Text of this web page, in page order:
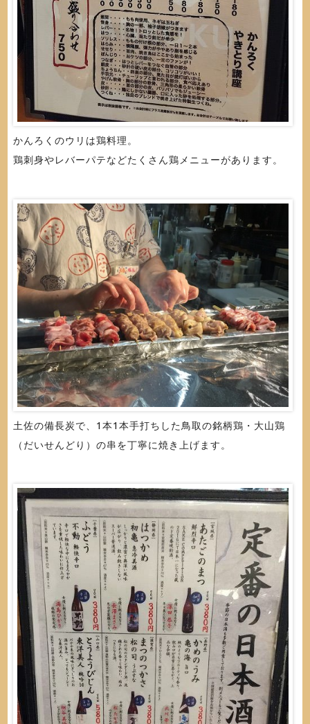
かんろくのウリは鶏料理。
鶏刺身やレバーパテなどたくさん鶏メニューがあります。
土佐の備長炭で、1本1本手打ちした鳥取の銘柄鶏・大山鶏
（だいせんどり）の串を丁寧に焼き上げます。